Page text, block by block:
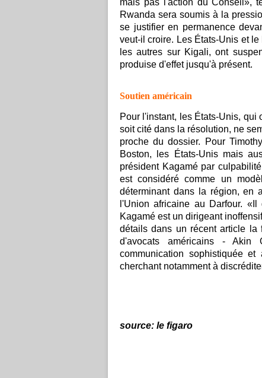
mais pas l'action du Conseil»,
Rwanda sera soumis à la
se justifier en permanence
veut-il croire. Les États-Unis et
les autres sur Kigali, ont
produise d'effet jusqu'à présent.
Soutien américain
Pour l'instant, les États-Unis,
soit cité dans la résolution, ne
proche du dossier. Pour
Boston, les États-Unis mais
président Kagamé par
est considéré comme un
déterminant dans la région, en
l'Union africaine au Darfour.
Kagamé est un dirigeant
détails dans un récent article
d'avocats américains -
communication sophistiquée
cherchant notamment à
source: le figaro